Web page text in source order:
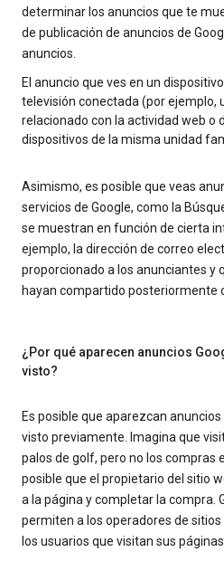
determinar los anuncios que te
de publicación de anuncios de
anuncios.
El anuncio que ves en un
televisión conectada (por ejemplo,
relacionado con la actividad web o
dispositivos de la misma unidad
Asimismo, es posible que veas
servicios de Google, como la
se muestran en función de cierta
ejemplo, la dirección de correo
proporcionado a los anunciantes y
hayan compartido posteriormente
¿Por qué aparecen anuncios
visto?
Es posible que aparezcan
visto previamente. Imagina que
palos de golf, pero no los compras
posible que el propietario del sitio
a la página y completar la compra.
permiten a los operadores de
los usuarios que visitan sus